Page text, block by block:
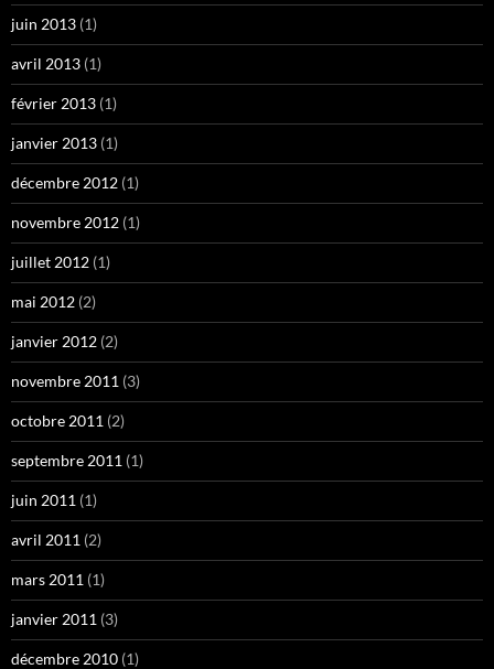
juin 2013 (1)
avril 2013 (1)
février 2013 (1)
janvier 2013 (1)
décembre 2012 (1)
novembre 2012 (1)
juillet 2012 (1)
mai 2012 (2)
janvier 2012 (2)
novembre 2011 (3)
octobre 2011 (2)
septembre 2011 (1)
juin 2011 (1)
avril 2011 (2)
mars 2011 (1)
janvier 2011 (3)
décembre 2010 (1)